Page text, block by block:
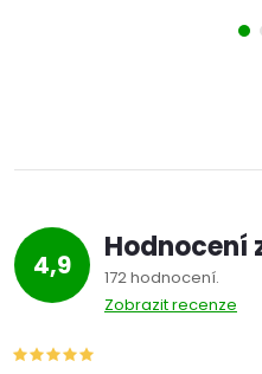
4,9 Hodnocení
172 hodnocení
Zobrazit recenze